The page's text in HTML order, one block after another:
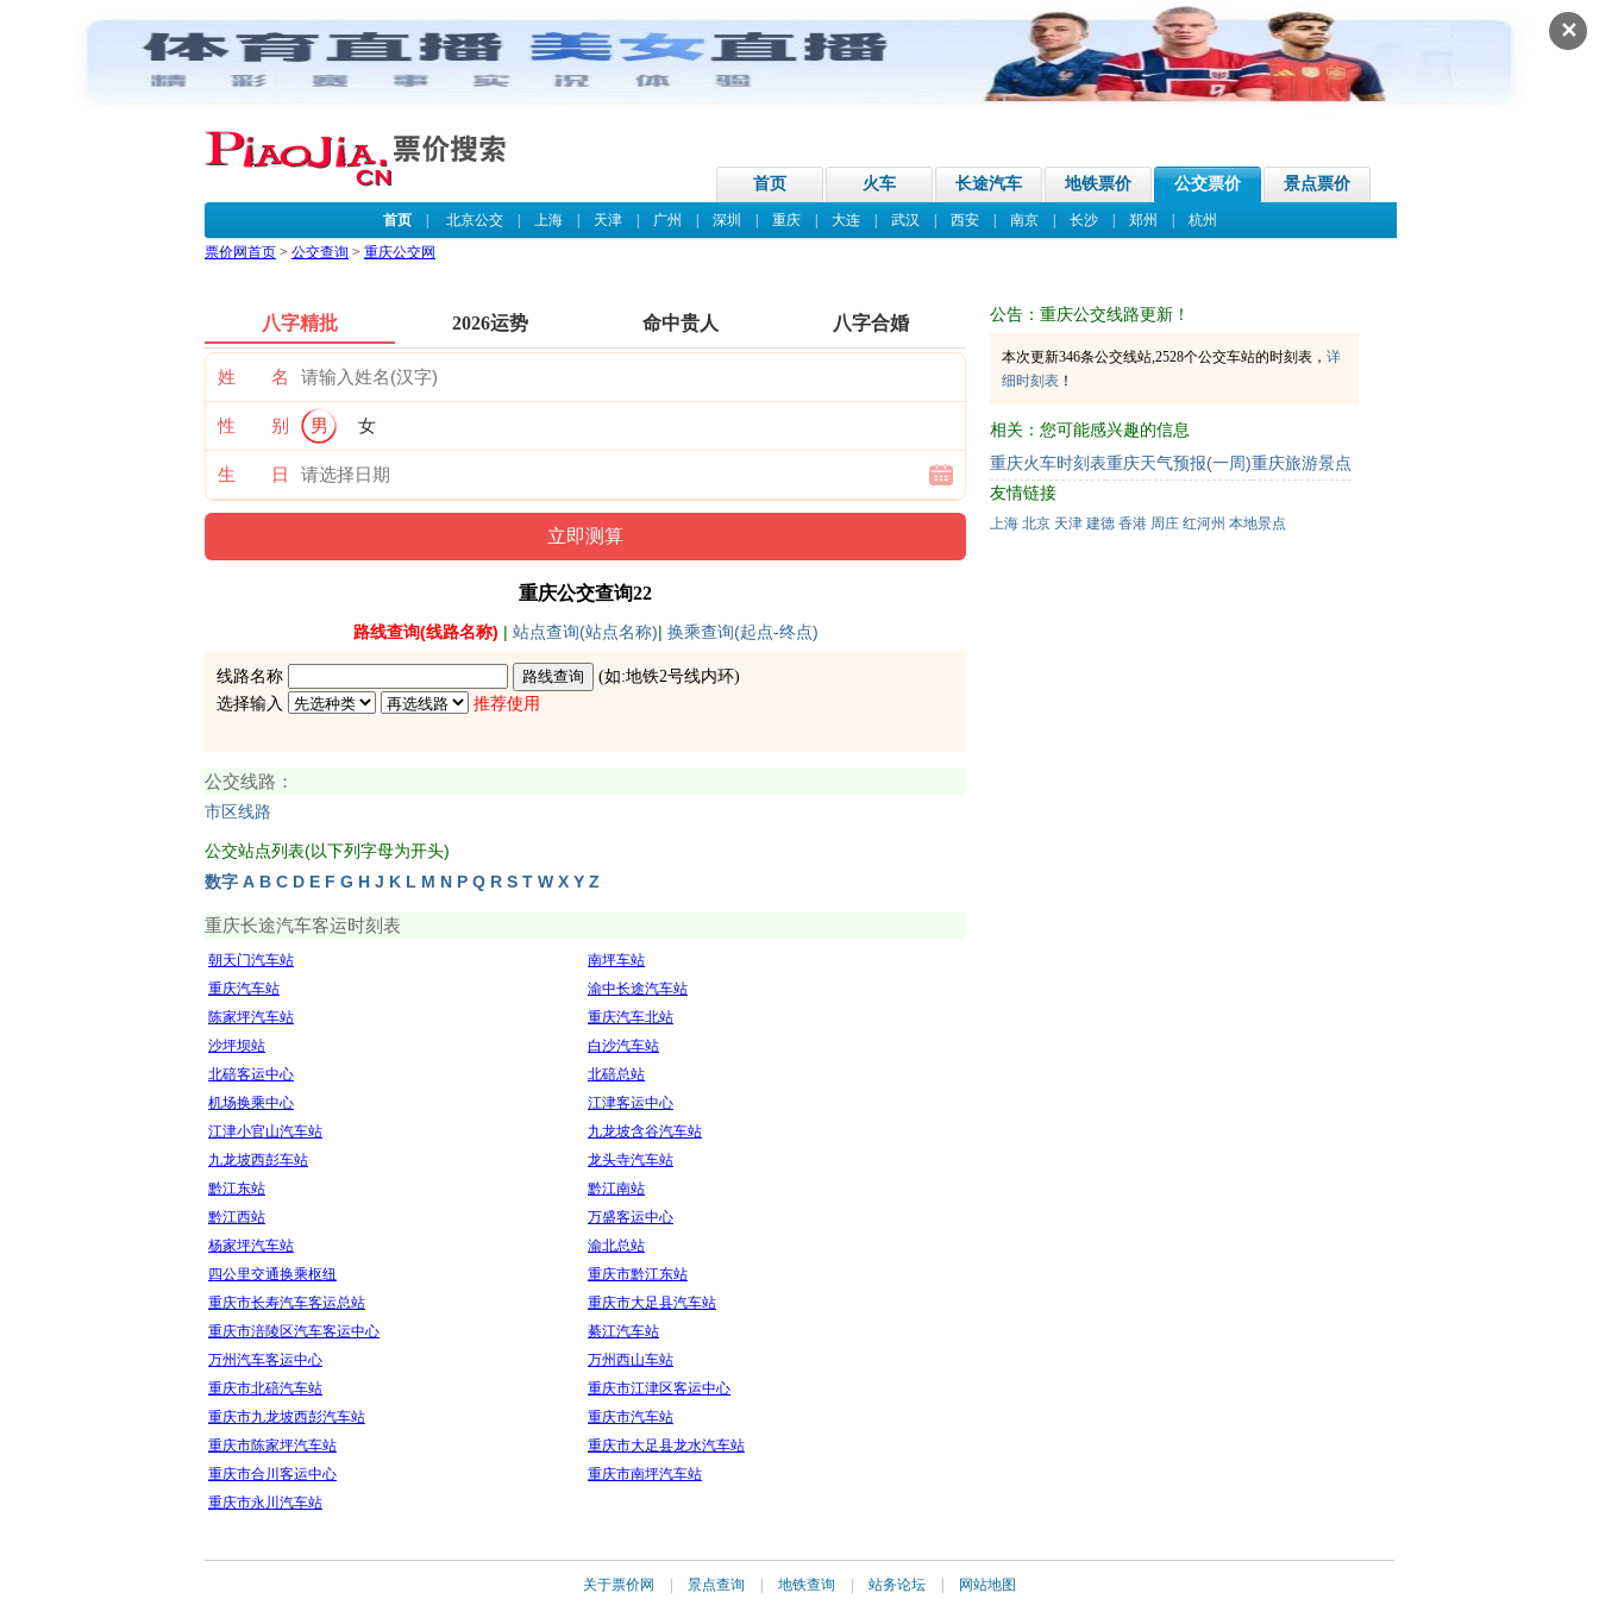
✕
首页 火车 长途汽车 地铁票价 公交票价 景点票价
首页| 北京公交| 上海| 天津| 广州 深圳 重庆| 大连| 武汉 西安| 南京| 长沙| 郑州
杭州
票价网首页 > 公交查询 > 重庆公交网
八字精批 2026运势 命中贵人 八字合婚
姓 名
性 别 男 女
生 日
重庆公交查询22
路线查询(线路名称) | 站点查询(站点名称)| 换乘查询(起点-终点)
线路名称 (如:地铁2号线内环)
选择输入
推荐使用
公交线路：
市区线路
公交站点列表(以下列字母为开头)
数字 A B C D E F G H J K L M N P Q R S T W X Y Z
重庆长途汽车客运时刻表
朝天门汽车站
南坪车站
重庆汽车站
渝中长途汽车站
陈家坪汽车站
重庆汽车北站
沙坪坝站
白沙汽车站
北碚客运中心
北碚总站
机场换乘中心
江津客运中心
江津小官山汽车站
九龙坡含谷汽车站
九龙坡西彭车站
龙头寺汽车站
黔江东站
黔江南站
黔江西站
万盛客运中心
杨家坪汽车站
渝北总站
四公里交通换乘枢纽
重庆市黔江东站
重庆市长寿汽车客运总站
重庆市大足县汽车站
重庆市涪陵区汽车客运中心
綦江汽车站
万州汽车客运中心
万州西山车站
重庆市北碚汽车站
重庆市江津区客运中心
重庆市九龙坡西彭汽车站
重庆市汽车站
重庆市陈家坪汽车站
重庆市大足县龙水汽车站
重庆市合川客运中心
重庆市南坪汽车站
重庆市永川汽车站
公告：重庆公交线路更新！
本次更新346条公交线站,2528个公交车站的时刻表， 详
细时刻表 ！
相关：您可能感兴趣的信息
重庆火车时刻表重庆天气预报(一周)重庆旅游景点
友情链接
上海 北京 天津 建德 香港 周庄 红河州 本地景点
关于票价网 | 景点查询 | 地铁查询 | 站务论坛 | 网站地图